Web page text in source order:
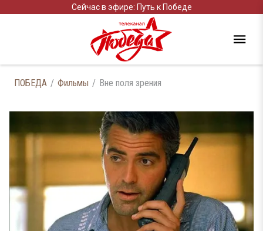
Сейчас в эфире: Путь к Победе
ПОБЕДА Фильмы Вне поля зрения